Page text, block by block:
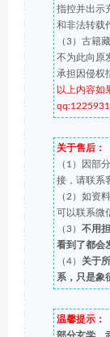
指控并出示
和非法转载
（3）古籍
不为此向原
承担因侵权
以上内容如
关于售后：
（1）因部
接，请联系
（2）如资
可以联系微
（3） 不用
看到了都会
（4） 关于
系，只是象
温馨提示：